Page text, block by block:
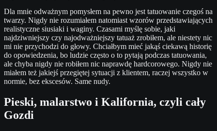
Dla mnie odważnym pomysłem na pewno jest tatuowanie czegoś na
twarzy. Nigdy nie rozumiałem natomiast wzorów przedstawiających
realistyczne siusiaki i waginy. Czasami myślę sobie, jaki
najdziwniejszy czy najodważniejszy tatuaż zrobiłem, ale niestety nic
mi nie przychodzi do głowy. Chciałbym mieć jakąś ciekawą historię
do opowiedzenia, bo ludzie często o to pytają podczas tatuowania,
ale chyba nigdy nie robiłem nic naprawdę hardcorowego. Nigdy nie
miałem też jakiejś przegiętej sytuacji z klientem, raczej wszystko w
normie, bez ekscesów. Same nudy.
Pieski, malarstwo i Kalifornia, czyli cały
Gozdi